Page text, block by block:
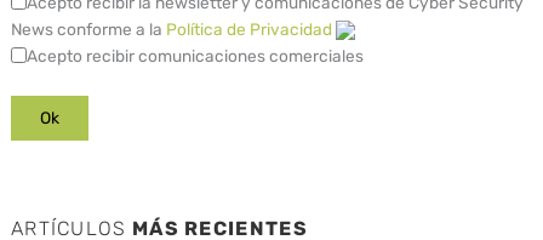
News conforme a la Política de Privacidad
Acepto recibir comunicaciones comerciales
ARTÍCULOS MÁS RECIENTES